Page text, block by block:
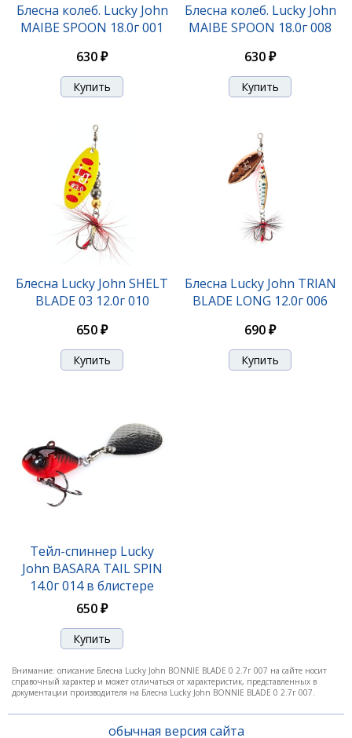
Блесна Lucky John BONNIE BLADE 0 2.7г 007
Блесна Lucky John BONNIE BLADE 0 2.7г 009
Блесна Lucky John BONNIE BLADE 01 3.5г 003
510 ₽
Блесна колеб. Lucky John
MAIBE SPOON 18.0г 001
630 ₽
Блесна колеб. Lucky John
MAIBE SPOON 18.0г 008
630 ₽
Блесна Lucky John SHELT
BLADE 03 12.0г 010
650 ₽
Блесна Lucky John TRIAN
BLADE LONG 12.0г 006
690 ₽
Тейл-спиннер Lucky
John BASARA TAIL SPIN
14.0г 014 в блистере
650 ₽
Внимание: описание Блесна Lucky John BONNIE BLADE 0 2.7г 007 на сайте носит
справочный характер и может отличаться от характеристик, представленных в
документации производителя на Блесна Lucky John BONNIE BLADE 0 2.7г 007.
обычная версия сайта